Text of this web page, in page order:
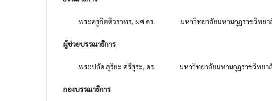
พระครูกิตติวราทร, ผศ.ดร. มหาวิทยาลัยมหามกุฏราชวิทยาลัย
ผู้ช่วยบรรณาธิการ
พระปลัด สุริยะ ศรีสุระ, ดร. มหาวิทยาลัยมหามกุฏราชวิทยาลั
กองบรรณาธิการ